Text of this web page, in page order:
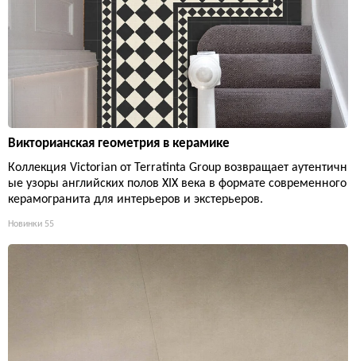
Викторианская геометрия в керамике
Коллекция Victorian от Terratinta Group возвращает аутентичн
ые узоры английских полов XIX века в формате современного
керамогранита для интерьеров и экстерьеров.
Новинки 55